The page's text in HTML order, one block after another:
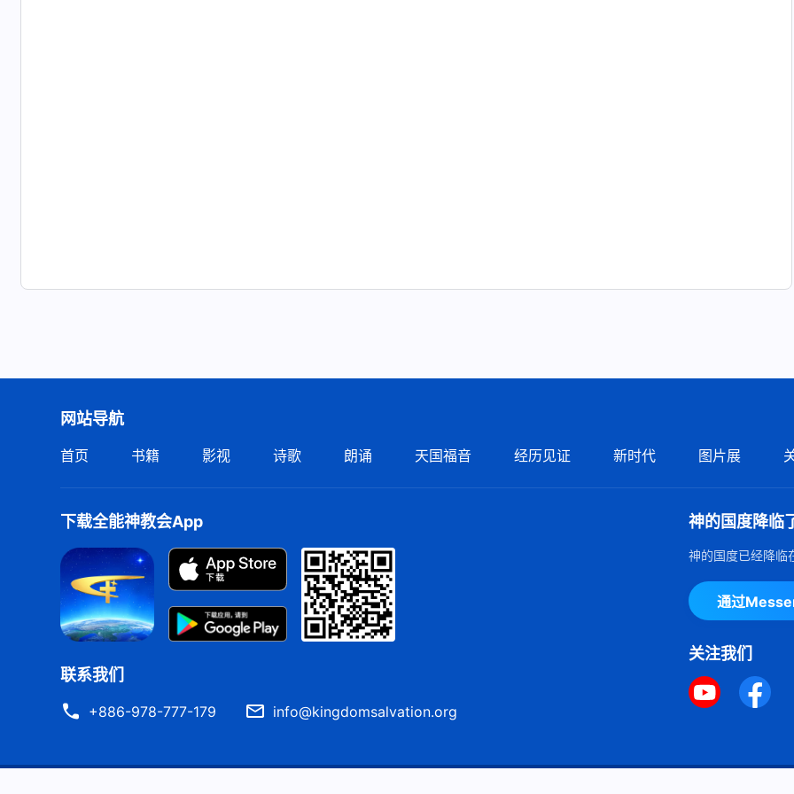
网站导航
首页 书籍 影视 诗歌 朗诵 天国福音 经历见证 新时代 图片展
下载全能神教会App
联系我们
+886-978-777-179 info@kingdomsalvation.org
神的国度降临
神的国度已经降临
通过
关注我们